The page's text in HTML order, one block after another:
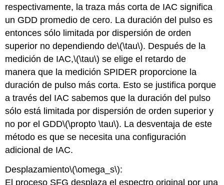
respectivamente, la traza más corta de IAC significa
un GDD promedio de cero. La duración del pulso es
entonces sólo limitada por dispersión de orden
superior no dependiendo de\(\tau\). Después de la
medición de IAC,\(\tau\) se elige el retardo de
manera que la medición SPIDER proporcione la
duración de pulso más corta. Esto se justifica porque
a través del IAC sabemos que la duración del pulso
sólo está limitada por dispersión de orden superior y
no por el GDD\(\propto \tau\). La desventaja de este
método es que se necesita una configuración
adicional de IAC.
Desplazamiento\(\omega_s\):
El proceso SFG desplaza el espectro original por una